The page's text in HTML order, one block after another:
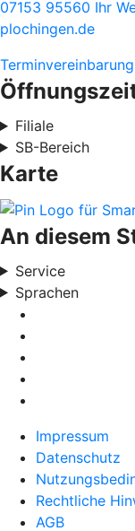
07153 95560 Ihr
plochingen.de
Terminvereinbarung
Filiale
SB-Bereich
Karte
An diesem
Service
Sprachen
Impressum
Datenschutz
Rechtliche
AGB